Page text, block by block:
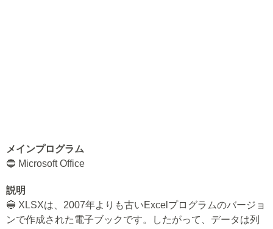
メインプログラム
🔵 Microsoft Office
説明
🔵 XLSXは、2007年よりも古いExcelプログラムのバージョ
ンで作成された電子ブックです。したがって、データは列